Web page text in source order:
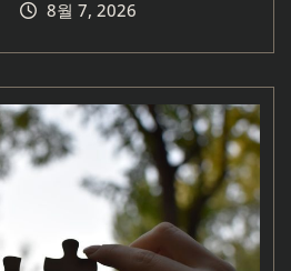
8월 7, 2026